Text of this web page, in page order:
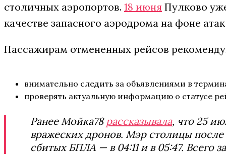
столичных аэропортов. 18 июня Пулково
качестве запасного аэродрома на фоне
Пассажирам отмененных рейсов
внимательно следить за объявлениями в
проверять актуальную информацию о статусе
Ранее Мойка78 рассказывала, что 25
вражеских дронов. Мэр столицы
сбитых БПЛА — в 04:11 и в 05:47. Всего